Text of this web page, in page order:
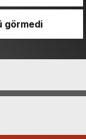
görmedi